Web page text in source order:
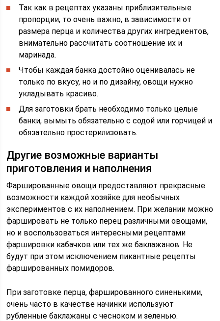
Так как в рецептах указаны приблизительные
пропорции, то очень важно, в зависимости от
размера перца и количества других ингредиентов,
внимательно рассчитать соотношение их и
маринада.
Чтобы каждая банка достойно оценивалась не
только по вкусу, но и по дизайну, овощи нужно
укладывать красиво.
Для заготовки брать необходимо только целые
банки, вымыть обязательно с содой или горчицей и
обязательно простерилизовать.
Другие возможные варианты
приготовления и наполнения
Фаршированные овощи предоставляют прекрасные
возможности каждой хозяйке для необычных
экспериментов с их наполнением. При желании можно
фаршировать не только перец различными овощами,
но и воспользоваться интересными рецептами
фаршировки кабачков или тех же баклажанов. Не
будут при этом исключением пикантные рецепты
фаршированных помидоров.
При заготовке перца, фаршированного синенькими,
очень часто в качестве начинки используют
рубленные баклажаны с чесноком и зеленью.